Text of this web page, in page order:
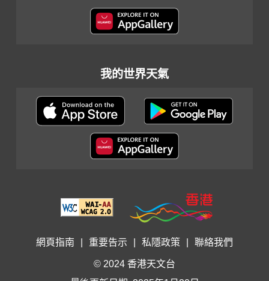
我的世界天氣
網頁指南 重要告示 私隱政策 聯絡我們
© 2024 香港天文台